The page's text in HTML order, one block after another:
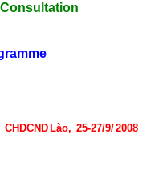
CHDCND Lào, 25-27/9/2008